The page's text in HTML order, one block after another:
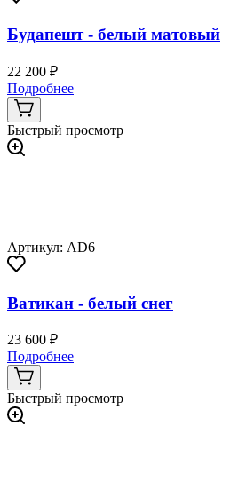
Будапешт - белый матовый
22 200 ₽
Подробнее
Быстрый просмотр
Артикул: AD6
Ватикан - белый снег
23 600 ₽
Подробнее
Быстрый просмотр